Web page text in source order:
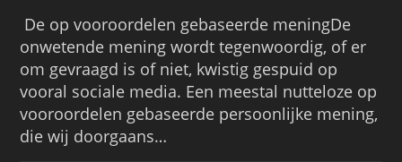
De op vooroordelen gebaseerde meningDe
onwetende mening wordt tegenwoordig, of er
om gevraagd is of niet, kwistig gespuid op
vooral sociale media. Een meestal nutteloze op
vooroordelen gebaseerde persoonlijke mening,
die wij doorgaans…